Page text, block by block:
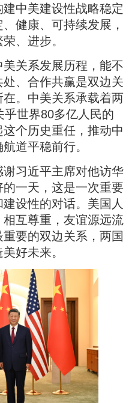
中美建设性战略稳定
健康、可持续发展，
、进步。
关系发展历程，能不
、合作共赢是双边关
。中美关系承载着两
乎世界80多亿人民的
个历史重任，推动中
道平稳前行。
习近平主席对他访华
一天，这是一次重要
设性的对话。美国人
互尊重，友谊源远流
要的双边关系，两国
好未来。